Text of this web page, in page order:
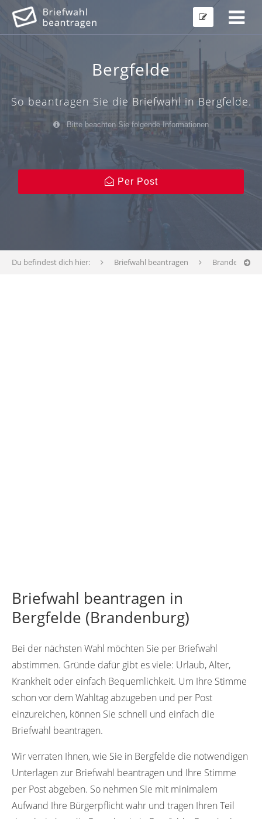
Bergfelde
So beantragen Sie die Briefwahl in Bergfelde.
Bitte beachten Sie folgende Informationen
Per Post
Du befindest dich hier: Briefwahl beantragen Brandenburg
Briefwahl beantragen in
Bergfelde (Brandenburg)
Bei der nächsten Wahl möchten Sie per Briefwahl
abstimmen. Gründe dafür gibt es viele: Urlaub, Alter,
Krankheit oder einfach Bequemlichkeit. Um Ihre Stimme
schon vor dem Wahltag abzugeben und per Post
einzureichen, können Sie schnell und einfach die
Briefwahl beantragen.
Wir verraten Ihnen, wie Sie in Bergfelde die notwendigen
Unterlagen zur Briefwahl beantragen und Ihre Stimme
per Post abgeben. So nehmen Sie mit minimalem
Aufwand Ihre Bürgerpflicht wahr und tragen Ihren Teil